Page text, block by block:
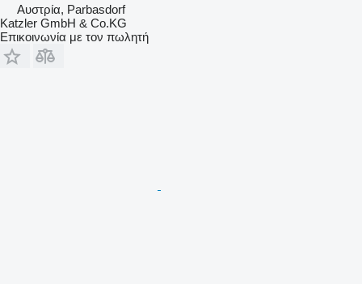
Αυστρία, Parbasdorf
Katzler GmbH & Co.KG
Επικοινωνία με τον πωλητή